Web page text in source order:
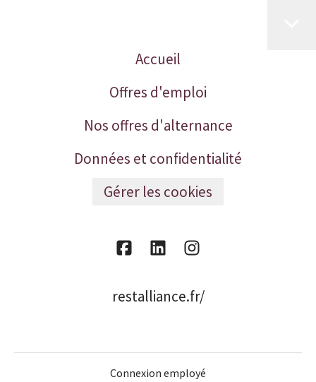
Accueil
Offres d'emploi
Nos offres d'alternance
Données et confidentialité
Gérer les cookies
restalliance.fr/
Connexion employé